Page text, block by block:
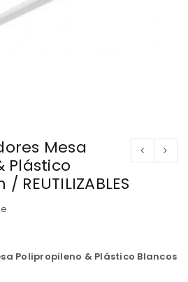
Mesa
Plástico
REUTILIZABLES
Polipropileno & Plástico Blancos